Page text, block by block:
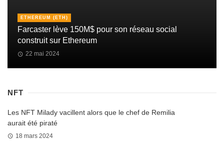
ETHEREUM (ETH)
Farcaster lève 150M$ pour son réseau social
construit sur Ethereum
22 mai 2024
NFT
Les NFT Milady vacillent alors que le chef de Remilia
aurait été piraté
18 mars 2024